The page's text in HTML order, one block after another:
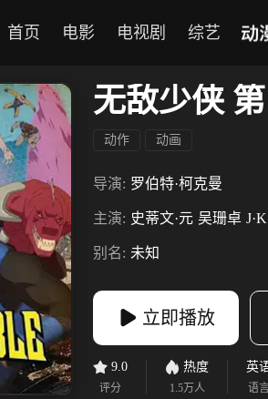
首页 电影 电视剧 综艺 动
无敌少侠
动作 动画
导演: 罗伯特·柯克曼
主演: 史蒂文·元 吴珊卓
别名: 未知
立即播放
9.0
评分
热度
1.5万人
英
语